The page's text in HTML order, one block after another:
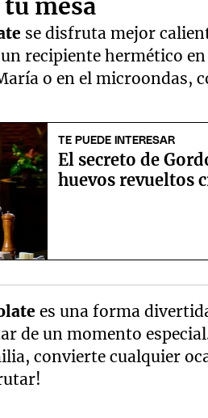
tu mesa
se disfruta mejor
recipiente hermético
o en el microondas,
TE PUEDE INTERESAR
El secreto de
huevos revueltos
es una forma
de un momento
convierte cualquier